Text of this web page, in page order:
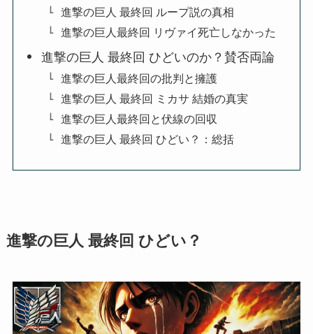
進撃の巨人 最終回 ループ説の真相
進撃の巨人最終回 リヴァイ死亡しなかった
進撃の巨人 最終回 ひどいのか？賛否両論
進撃の巨人最終回の批判と擁護
進撃の巨人 最終回 ミカサ 結婚の真実
進撃の巨人最終回と伏線の回収
進撃の巨人 最終回 ひどい？：総括
進撃の巨人 最終回 ひどい？